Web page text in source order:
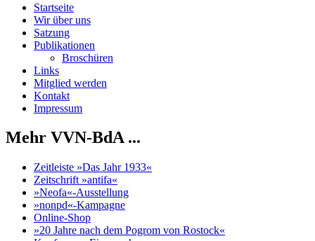
Startseite
Wir über uns
Satzung
Publikationen
Broschüren
Links
Mitglied werden
Kontakt
Impressum
Mehr VVN-BdA ...
Zeitleiste »Das Jahr 1933«
Zeitschrift »antifa«
»Neofa«-Ausstellung
»nonpd«-Kampagne
Online-Shop
»20 Jahre nach dem Pogrom von Rostock«